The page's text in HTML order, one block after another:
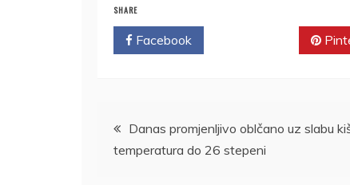
SHARE
Facebook
Kretanje
članka
Danas promjenljivo oblčano uz slabu
temperatura do 26 stepeni